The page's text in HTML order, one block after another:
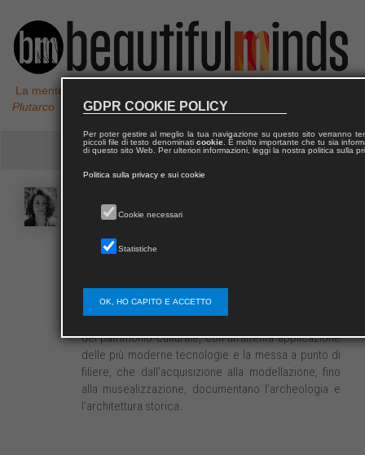
La mente non è un vaso da riempire, ma un fuoco da accendere,
Plutarco
Romina
Romina Nespeca è PhD in Disegno e assegnatista di
Architettura, dell’Università Politecnica delle Marche.
Si occupa di disegno e rappresentazione. In
particolare, di analisi e documentazione digitale 3D
del patrimonio culturale, con un’attenta applicazione
delle più moderne tecnologie e la messa a punto di
filiere, che dall’acquisizione alla modellazione, fino
alla musealizzazione, documentano l’archeologia e
l’architettura storica.
GDPR COOKIE POLICY
Per poter gestire al meglio la tua navigazione su questo sito verranno
piccoli file di testo denominati cookie. È molto importante che tu sia
di questo sito Web. Per ulteriori informazioni, leggi la nostra politica sulla
Politica sulla privacy e sui cookie
Cookie necessari
Statistiche
OK, HO CAPITO E ACCETTO